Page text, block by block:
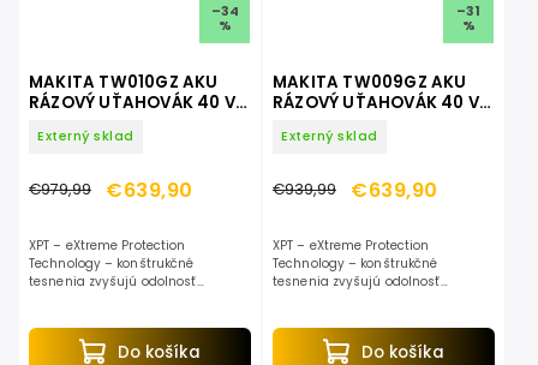
–34
%
MAKITA TW010GZ AKU
RÁZOVÝ UŤAHOVÁK 40 V
Externý sklad
€979,99 €639,90
Do košíka
XPT – eXtreme Protection
Technology – konštrukčné
tesnenia zvyšujú odolnosť
svetlo – Integrované LED
pracovné...
–31
%
MAKITA TW009GZ AKU
RÁZOVÝ UŤAHOVÁK 40 V
Externý sklad
€939,99 €639,90
Do košíka
XPT – eXtreme Protection
Technology – konštrukčné
tesnenia zvyšujú odolnosť
svetlo – Integrované LED
pracovné...